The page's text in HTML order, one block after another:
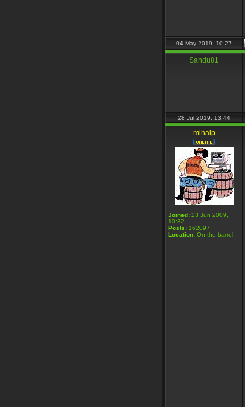
04 May 2019, 10:27
Sandu81
28 Jul 2019, 13:44
mihaip
Joined: 23 Jun 2009,
10:32
Posts: 162097
Location: On the barrel